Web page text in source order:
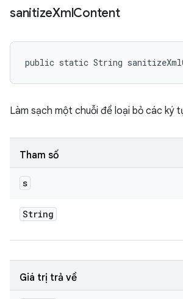
sanitizeXmlContent
public static String
Làm sạch một chuỗi để loại bỏ các ký
Tham số
s
String
Giá trị trả về